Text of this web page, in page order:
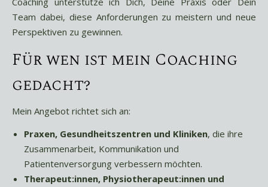
Team dabei, diese Anforderungen zu meistern und neue
Perspektiven zu gewinnen.
Für wen ist mein Coaching
gedacht?
Mein Angebot richtet sich an:
Praxen, Gesundheitszentren und Kliniken, die ihre
Zusammenarbeit, Kommunikation und
Patientenversorgung verbessern möchten.
Therapeut:innen, Physiotherapeut:innen und